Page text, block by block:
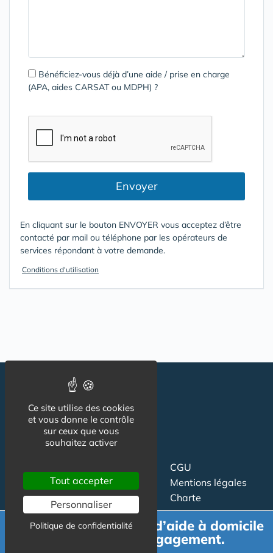
Bénéficiez-vous déjà d’une aide / prise en charge
(APA, aides CARSAT ou MDPH) ?
Envoyer
En cliquant sur le bouton ENVOYER vous acceptez d’être
contacté par mail ou téléphone par les opérateurs de
services répondant à votre demande.
Conditions d'utilisation
CGU
Mentions légales
Charte
Contact
Proposer un article
Relation presse
Demande de devis d’aide à domicile
gratuit et sans engagement.
Ce site utilise des cookies
et vous donne le contrôle
sur ceux que vous
souhaitez activer
Tout accepter
Personnaliser
Politique de confidentialité